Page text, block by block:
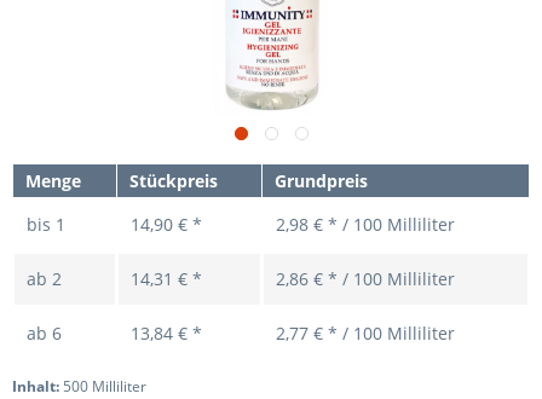
Menge Stückpreis
Grundpreis
bis 1 14,90 € * 2,98 € * / 100 Milliliter
ab 2 14,31 € * 2,86 € * / 100 Milliliter
ab 6 13,84 € * 2,77 € * / 100 Milliliter
Inhalt: 500 Milliliter